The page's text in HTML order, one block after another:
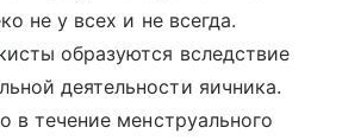
не у всех и не всегда.
образуются вследствие
деятельности яичника.
в течение менструального